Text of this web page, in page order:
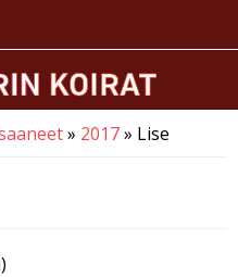
» 2017» Lise